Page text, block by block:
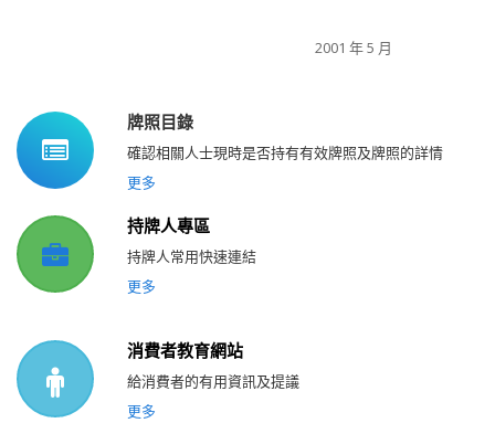
2001 年 5 月
牌照目錄
確認相關人士現時是否持有有效牌照及牌照的詳情
更多
持牌人專區
持牌人常用快速連結
更多
消費者教育網站
給消費者的有用資訊及提議
更多